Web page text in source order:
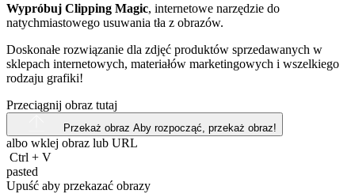
Wypróbuj Clipping Magic, internetowe narzędzie do
natychmiastowego usuwania tła z obrazów.
Doskonałe rozwiązanie dla zdjęć produktów sprzedawanych w
sklepach internetowych, materiałów marketingowych i wszelkiego
rodzaju grafiki!
Przeciągnij obraz tutaj
Przekaż obraz Aby rozpocząć, przekaż obraz!
albo wklej obraz lub URL
Ctrl + V
pasted
Upuść aby przekazać obrazy